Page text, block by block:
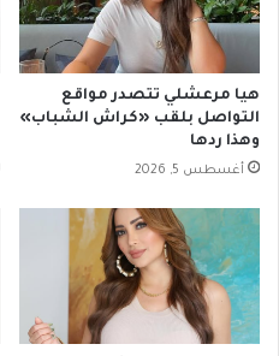
هيا مرعشلي تتصدر مواقع
التواصل بلقب «كراش الشباب»
وهذا ردها
أغسطس 5, 2026